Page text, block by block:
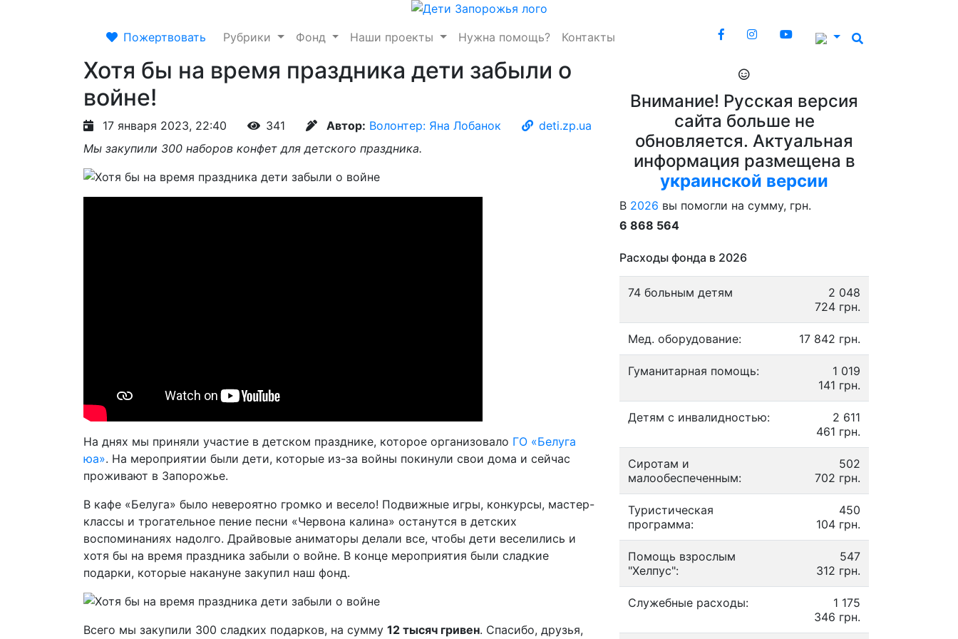
Пожертвовать Рубрики Фонд Наши проекты Нужна помощь? Контакты
Хотя бы на время праздника дети забыли о
войне!
17 января 2023, 22:40 341 Автор: Волонтер: Яна Лобанок
deti.zp.ua
Мы закупили 300 наборов конфет для детского праздника.
На днях мы приняли участие в детском празднике, которое организовало ГО «Белуга
юа». На мероприятии были дети, которые из-за войны покинули свои дома и сейчас
проживают в Запорожье.
В кафе «Белуга» было невероятно громко и весело! Подвижные игры, конкурсы, мастер-
классы и трогательное пение песни «Червона калина» останутся в детских
воспоминаниях надолго. Драйвовые аниматоры делали все, чтобы дети веселились и
хотя бы на время праздника забыли о войне. В конце мероприятия были сладкие
подарки, которые накануне закупил наш фонд.
Всего мы закупили 300 сладких подарков, на сумму 12 тысяч гривен. Спасибо, друзья,
Внимание! Русская версия
сайта больше не
обновляется. Актуальная
информация размещена в
украинской версии
В 2026 вы помогли на сумму, грн.
6 868 564
Расходы фонда в 2026
74 больным детям
2 048
724 грн.
Мед. оборудование: 17 842 грн.
Гуманитарная помощь:
1 019
141 грн.
Детям с инвалидностью:
2 611
461 грн.
Сиротам и
малообеспеченным:
502
702 грн.
Туристическая
программа:
450
104 грн.
Помощь взрослым
"Хелпус":
547
312 грн.
Служебные расходы:
1 175
346 грн.